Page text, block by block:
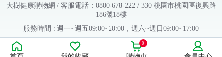
大樹健康購物網 / 客服電話：0800-678-222 / 330 桃園市桃園區復興路
186號18樓
服務時間 : 週一~週五09:00~20:00，週六~週日09:00~17:00
Copyright © 2016 大樹連鎖藥局. All Rights Reserved.
0